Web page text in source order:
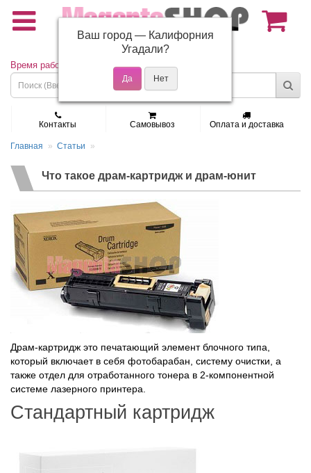
(495) 150-01-37
Время работы: Пн - Пт 9:30 - 19:00
Контакты Самовывоз Оплата и доставка
Главная Статьи
Что такое драм-картридж и драм-юнит
Драм-картридж это печатающий элемент блочного типа,
который включает в себя фотобарабан, систему очистки, а
также отдел для отработанного тонера в 2-компонентной
системе лазерного принтера.
Стандартный картридж
Ваш город — Калифорния
Угадали?